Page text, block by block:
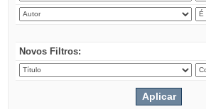
Novos Filtros: